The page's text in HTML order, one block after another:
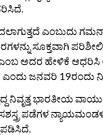
ಎಂಬುದು
ಸೂಕ್ತವಾಗಿ
ಅದರ ಹೇಳಿಕೆ ಆಧರಿಸಿ
ಎಂದು ಜನವರಿ 19ರಂದು
ನಿವೃತ್ತ ಭಾರತೀಯ
ಪಡೆಗಳ